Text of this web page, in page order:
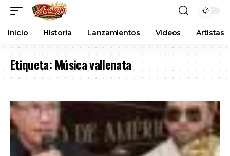
Inicio Historia Lanzamientos Videos Artistas
Etiqueta:Música vallenata